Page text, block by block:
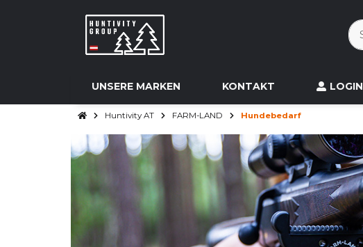
UNSERE MARKEN KONTAKT LOGIN
Huntivity AT FARM-LAND Hundebedarf